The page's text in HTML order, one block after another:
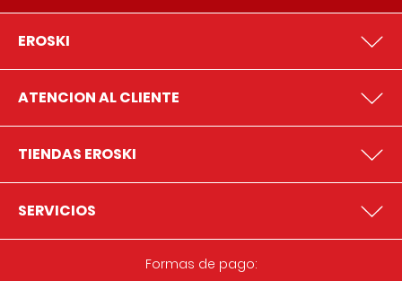
EROSKI
ATENCION AL CLIENTE
TIENDAS EROSKI
SERVICIOS
Formas de pago: